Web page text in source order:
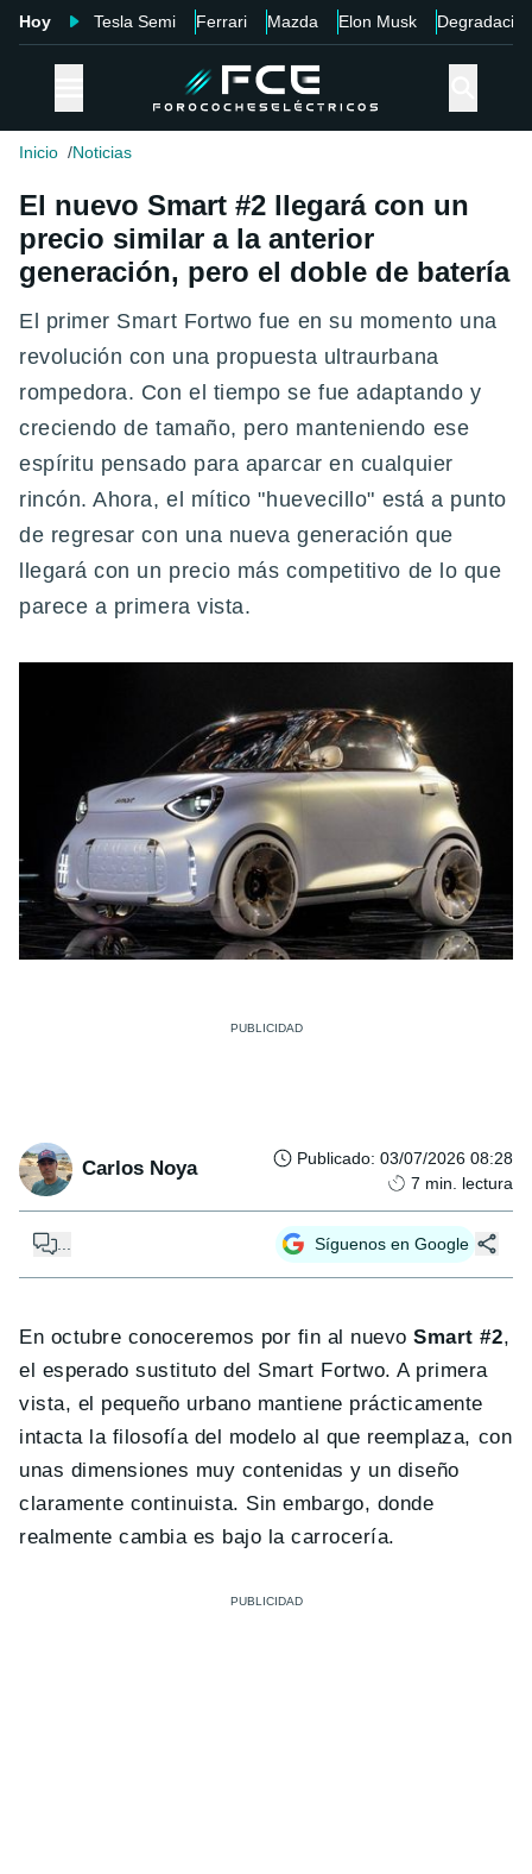
Hoy Tesla Semi Ferrari Mazda Elon Musk Degradación
Inicio Noticias
El nuevo Smart #2 llegará con un
precio similar a la anterior
generación, pero el doble de batería
El primer Smart Fortwo fue en su momento una
revolución con una propuesta ultraurbana
rompedora. Con el tiempo se fue adaptando y
creciendo de tamaño, pero manteniendo ese
espíritu pensado para aparcar en cualquier
rincón. Ahora, el mítico "huevecillo" está a punto
de regresar con una nueva generación que
llegará con un precio más competitivo de lo que
parece a primera vista.
Carlos Noya Publicado: 03/07/2026 08:28
7 min. lectura
Síguenos en Google
En octubre conoceremos por fin al nuevoSmart #2,
el esperado sustituto del Smart Fortwo. A primera
vista, el pequeño urbano mantiene prácticamente
intacta la filosofía del modelo al que reemplaza, con
unas dimensiones muy contenidas y un diseño
claramente continuista. Sin embargo, donde
realmente cambia es bajo la carrocería.